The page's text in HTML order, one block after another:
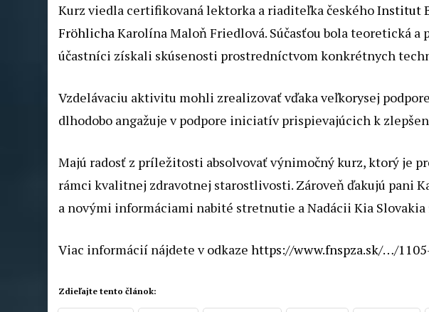
Kurz viedla certifikovaná lektorka a riaditeľka českéhoInstitut
FröhlichaKarolína Maloň Friedlová. Súčasťou bola teoretická a
účastníci získali skúsenosti prostredníctvom konkrétnych
Vzdelávaciu aktivitu mohli zrealizovať vďaka veľkorysej
dlhodobo angažuje v podpore iniciatív prispievajúcich k
Majú radosť z príležitosti absolvovať výnimočný kurz, ktorý je
rámci kvalitnej zdravotnej starostlivosti. Zároveň ďakujú pani
a novými informáciami nabité stretnutie a Nadácii Kia Slovakia
Viac informácií nájdete v odkazehttps://www.fnspza.sk/…/
Zdieľajte tento článok: